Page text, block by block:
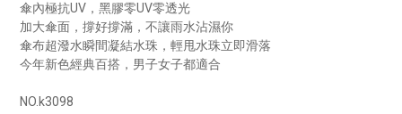
傘內極抗UV，黑膠零UV零透光
加大傘面，撐好撐滿，不讓雨水沾濕你
傘布超潑水瞬間凝結水珠，輕甩水珠立即滑落
今年新色經典百搭，男子女子都適合
NO.k3098